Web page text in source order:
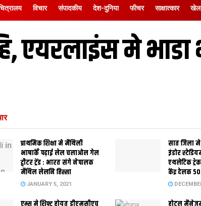
विचार संपादकीय देश-दुनिया फीचर साक्षात्‍कार खेल
एयरलाइंस मे भाडा
प्राथमिक शि‍क्षा मे मैथि‍ली
भाषाकेँ पढ़ाई लेल चलाओल गेल
ट्वीटर ट्रेंड : भारत संगे नेपालक
मैथिल लेलनि हिस्सा
JANUARY 5, 2021
सात जिला
इंडोर
एथलेटिक
केंद्र देलक